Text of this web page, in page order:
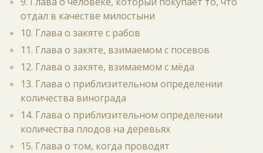
отдал в качестве милостыни
10. Глава о закяте с рабов
11. Глава о закяте, взимаемом с посевов
12. Глава о закяте, взимаемом с мёда
13. Глава о приблизительном определении
количества винограда
14. Глава о приблизительном определении
количества плодов на деревьях
15. Глава о том, когда проводят